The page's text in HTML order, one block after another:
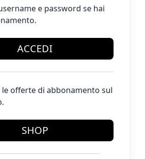
e password se hai
ACCEDI
offerte di abbonamento sul
SHOP